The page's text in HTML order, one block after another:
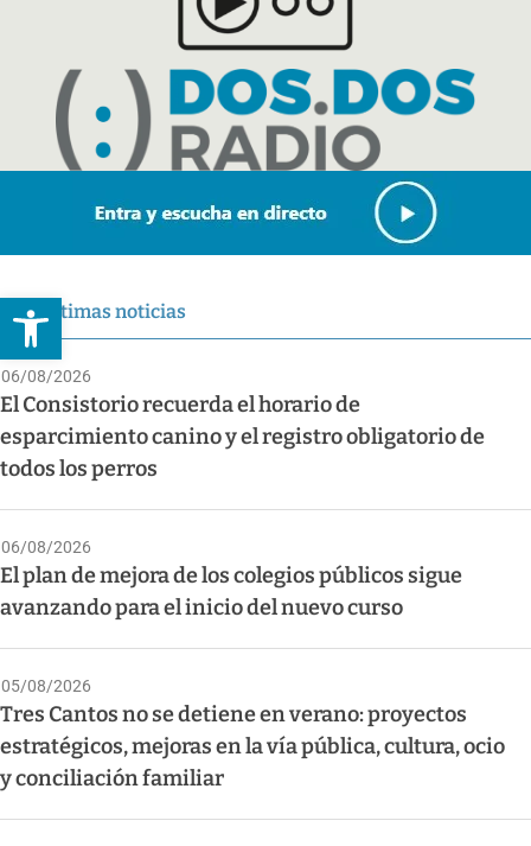
Abrir barra de herramientas
Últimas noticias
06/08/2026
El Consistorio recuerda el horario de
esparcimiento canino y el registro obligatorio de
todos los perros
06/08/2026
El plan de mejora de los colegios públicos sigue
avanzando para el inicio del nuevo curso
05/08/2026
Tres Cantos no se detiene en verano: proyectos
estratégicos, mejoras en la vía pública, cultura, ocio
y conciliación familiar